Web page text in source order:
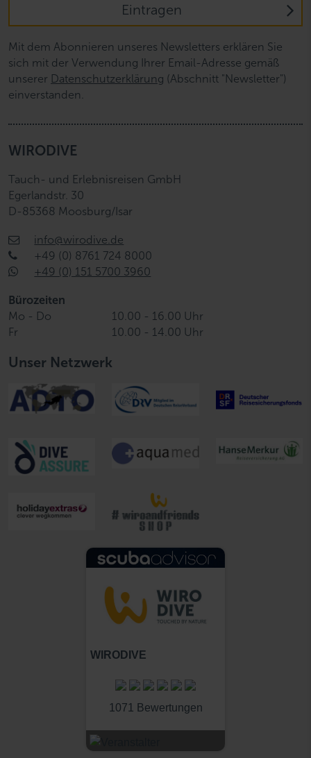
Eintragen
Mit dem Abonnieren unseres Newsletters erklären Sie
sich mit der Verwendung Ihrer Email-Adresse gemäß
unserer Datenschutzerklärung (Abschnitt "Newsletter")
einverstanden.
WIRODIVE
Tauch- und Erlebnisreisen GmbH
Egerlandstr. 30
D-85368 Moosburg/Isar
info@wirodive.de
+49 (0) 8761 724 8000
+49 (0) 151 5700 3960
Bürozeiten
Mo - Do
10.00 - 16.00 Uhr
Fr
10.00 - 14.00 Uhr
Unser Netzwerk
WIRODIVE
1071 Bewertungen